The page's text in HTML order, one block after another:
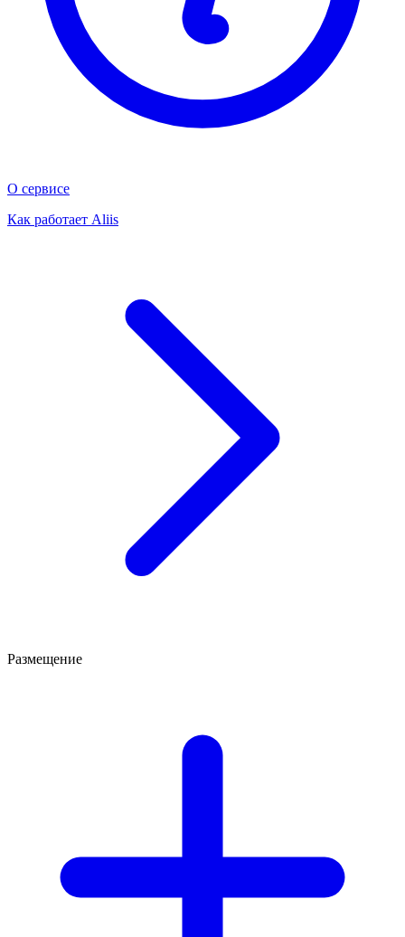
О сервисе
Как работает Aliis
Размещение